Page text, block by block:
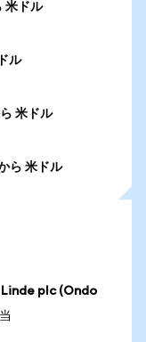
米ドル
ル
米ドル
ら 米ドル
plc (Ondo